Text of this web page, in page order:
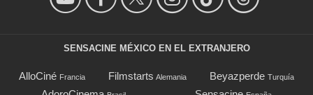
SENSACINE MÉXICO EN EL EXTRANJERO
AlloCiné Francia Filmstarts Alemania Beyazperde Turquía